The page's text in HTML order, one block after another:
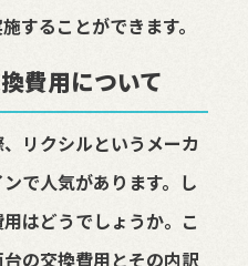
することができます。
費用について
リクシルというメーカ
で人気があります。し
はどうでしょうか。こ
の交換費用とその内訳